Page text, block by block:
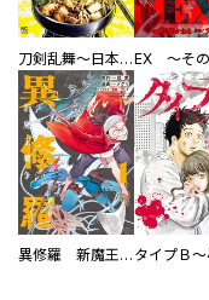
刀剣乱舞～日本号つれづれ酒～
異修羅 新魔王戦争